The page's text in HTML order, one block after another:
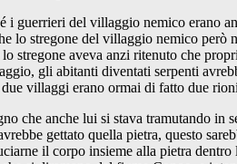
guerrieri del villaggio nemico erano
lo stregone del villaggio nemico
stregone aveva anzi ritenuto che
gli abitanti diventati serpenti
villaggi erano ormai di fatto due
che anche lui si stava tramutando
gettato quella pietra, questo
il corpo insieme alla pietra